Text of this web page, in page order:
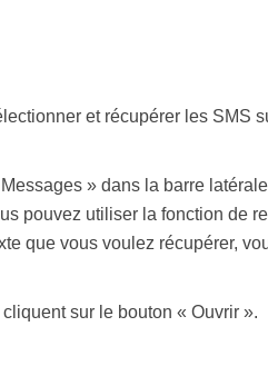
et récupérer les SMS
» dans la barre
pouvez utiliser la fonction de
que vous voulez récupérer,
sur le bouton « Ouvrir ».